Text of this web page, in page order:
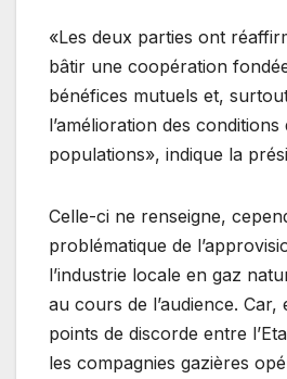
«Les deux parties ont
bâtir une coopération
bénéfices mutuels et,
l’amélioration des conditions
populations», indique la
Celle-ci ne renseigne,
problématique de
l’industrie locale en gaz
au cours de l’audience. Car,
points de discorde entre
les compagnies gazières